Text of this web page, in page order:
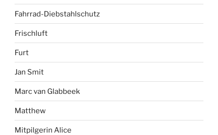
Fahrrad-Diebstahlschutz
Frischluft
Furt
Jan Smit
Marc van Glabbeek
Matthew
Mitpilgerin Alice